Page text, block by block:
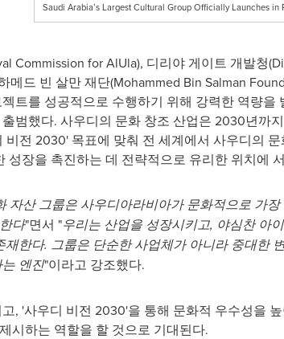
Saudi Arabia’s Largest Cultural Group Officially Launches in
Commission for AlUla), 디리야 게이트 개발청
드 빈 살만 재단(Mohammed Bin Salman
트를 성공적으로 수행하기 위해 강력한 역량을
범했다. 사우디의 문화 창조 산업은 2030년까
전 2030' 목표에 맞춰 전 세계에서 사우디의
장을 촉진하는 데 전략적으로 유리한 위치에
자산 그룹은 사우디아라비아가 문화적으로 가장
다"면서 "우리는 산업을 성장시키고, 야심찬 아
재한다. 그룹은 단순한 사업체가 아니라 중대한
엔진"이라고 강조했다.
, '사우디 비전 2030'을 통해 문화적 우수성을
시하는 역할을 할 것으로 기대된다.